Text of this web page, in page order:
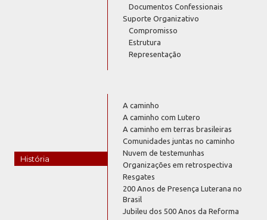
Documentos Confessionais
Suporte Organizativo
Compromisso
Estrutura
Representação
História
A caminho
A caminho com Lutero
A caminho em terras brasileiras
Comunidades juntas no caminho
Nuvem de testemunhas
Organizações em retrospectiva
Resgates
200 Anos de Presença Luterana no
Brasil
Jubileu dos 500 Anos da Reforma